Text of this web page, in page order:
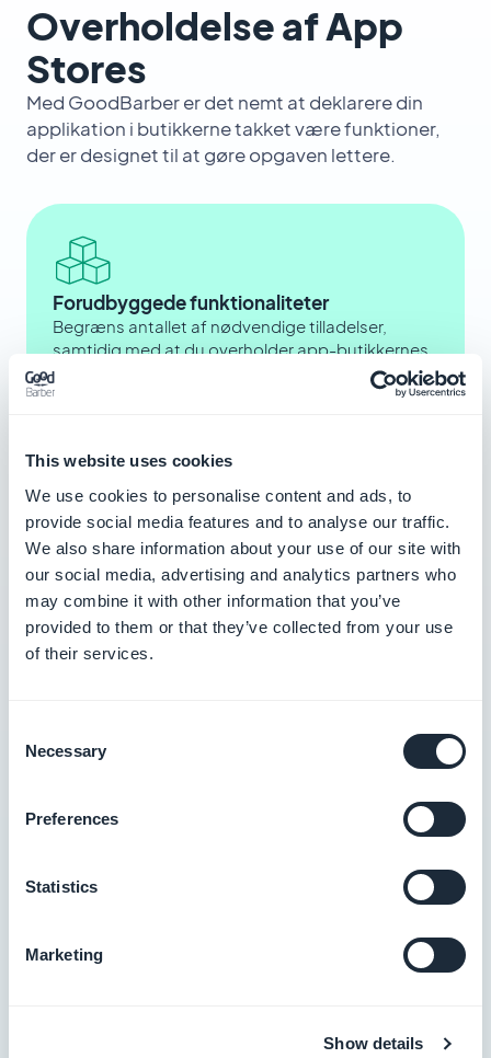
This website uses cookies
We use cookies to personalise content and ads, to
provide social media features and to analyse our traffic.
We also share information about your use of our site with
our social media, advertising and analytics partners who
may combine it with other information that you’ve
provided to them or that they’ve collected from your use
of their services.
Selection
Necessary
Preferences
Statistics
Marketing
Show details
Overholdelse af App
Stores
Med GoodBarber er det nemt at deklarere din
applikation i butikkerne takket være funktioner,
der er designet til at gøre opgaven lettere.
Forudbyggede funktionaliteter
Begræns antallet af nødvendige tilladelser,
samtidig med at du overholder app-butikkernes
regler.
Forenklet proces
Få gavn af en integreret guide, der hjælper dig
med at lave dine erklæringer.
Uanset om det er iOS, Android eller PWA, er dine
processer forenklede og i overensstemmelse